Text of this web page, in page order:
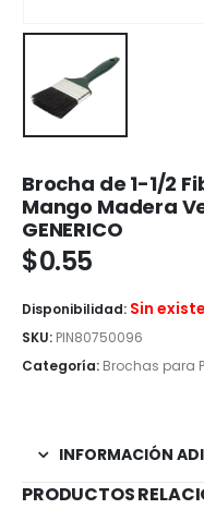
Brocha de 1-1/2
Mango Madera
GENERICO
$0.55
Disponibilidad: Sin
SKU: PIN80750096
Categoría: Brochas para
INFORMACIÓN
PRODUCTOS